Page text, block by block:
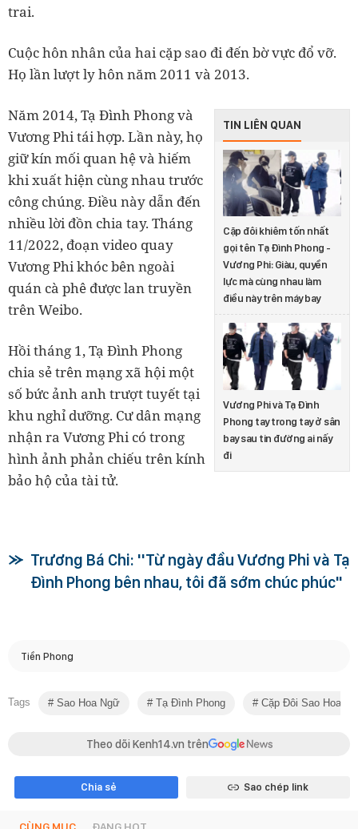
trai.
Cuộc hôn nhân của hai cặp sao đi đến bờ vực đổ vỡ.
Họ lần lượt ly hôn năm 2011 và 2013.
TIN LIÊN QUAN
Cặp đôi khiêm tốn nhất
gọi tên Tạ Đình Phong -
Vương Phi: Giàu, quyền
lực mà cùng nhau làm
điều này trên máy bay
Vương Phi và Tạ Đình
Phong tay trong tay ở sân
bay sau tin đường ai nấy
đi
Năm 2014, Tạ Đình Phong và
Vương Phi tái hợp. Lần này, họ
giữ kín mối quan hệ và hiếm
khi xuất hiện cùng nhau trước
công chúng. Điều này dẫn đến
nhiều lời đồn chia tay. Tháng
11/2022, đoạn video quay
Vương Phi khóc bên ngoài
quán cà phê được lan truyền
trên Weibo.
Hồi tháng 1, Tạ Đình Phong
chia sẻ trên mạng xã hội một
số bức ảnh anh trượt tuyết tại
khu nghỉ dưỡng. Cư dân mạng
nhận ra Vương Phi có trong
hình ảnh phản chiếu trên kính
bảo hộ của tài tử.
Trương Bá Chi: ''Từ ngày đầu Vương Phi và Tạ
Đình Phong bên nhau, tôi đã sớm chúc phúc"
Tiền Phong
Tags Sao Hoa Ngữ Tạ Đình Phong Cặp Đôi Sao Hoa
Theo dõi Kenh14.vn trên
Chia sẻ Sao chép link